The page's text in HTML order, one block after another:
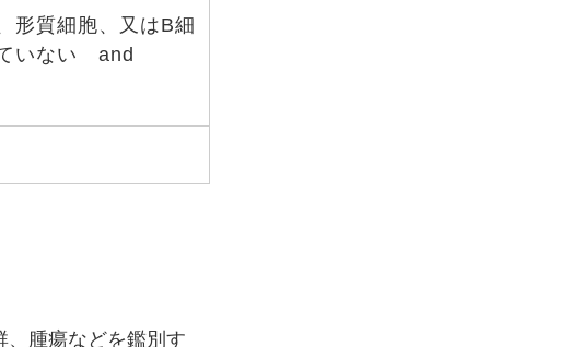
形質細胞、又はB細
いない and
腫瘍などを鑑別す